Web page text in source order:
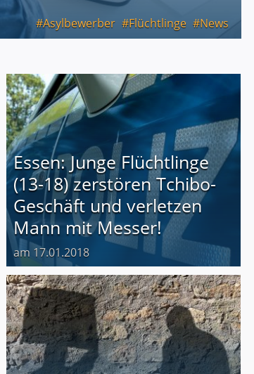
Asylbewerber
Flüchtlinge News
Essen: Junge Flüchtlinge
(13-18) zerstören Tchibo-
Geschäft und verletzen
Mann mit Messer!
am 17.01.2018
Arbeitslosengeld: Wofür bekommt